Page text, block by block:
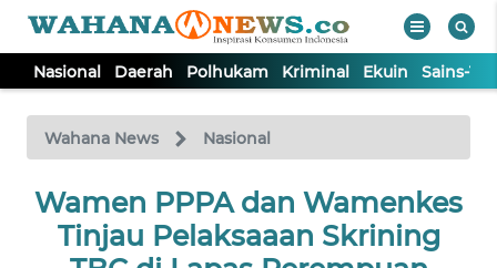
Nasional Daerah Polhukam Kriminal Ekuin Sains-
Wahana News Nasional
Wamen PPPA dan Wamenkes
Tinjau Pelaksaaan Skrining
TV
Tutup
NASIONAL
DAERAH